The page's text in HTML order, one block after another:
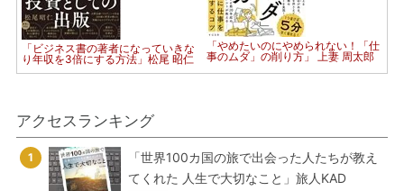
「ビジネス書の著者になっていきな
り年収を3倍にする方法」松尾 昭仁
「やめたいのにやめられない！「仕
事のムダ」の削り方」 上妻 周太郎
アクセスランキング
1
「世界100カ国の旅で出会った人たちが教え
てくれた 人生で大切なこと」旅人KAD